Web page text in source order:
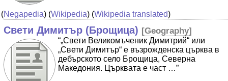
(Negapedia) (Wikipedia) (Wikipedia translated)
Свети Димитър (Брощица) [Geography]
“„Свети Великомъченик Димитрий“ или
„Свети Димитър“ е възрожденска църква в
дебърското село Брощица, Северна
Македония. Църквата е част …”